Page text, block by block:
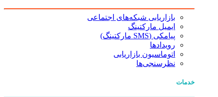
بازاریابی شبکه‌های اجتماعی
ایمیل مارکتینگ
پیامکی (SMS مارکتینگ)
رویدادها
اتوماسیون بازاریابی
نظرسنجی‌ها
خدمات